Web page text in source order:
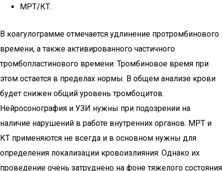
МРТ/КТ.
В коагулограмме отмечается удлинение протромбинового
времени, а также активированного частичного
тромбопластинового времени. Тромбиновое время при
этом остается в пределах нормы. В общем анализе крови
будет снижен общий уровень тромбоцитов.
Нейросонография и УЗИ нужны при подозрении на
наличие нарушений в работе внутренних органов. МРТ и
КТ применяются не всегда и в основном нужны для
определения локализации кровоизлияния. Однако их
проведение очень затруднено на фоне тяжелого состояния